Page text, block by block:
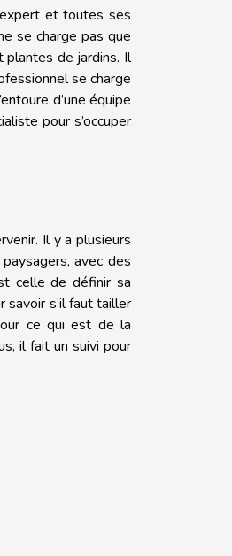
et toutes ses
se charge pas que
plantes de jardins. Il
se charge
d’une équipe
pour s’occuper
Il y a plusieurs
avec des
celle de définir sa
savoir s’il faut tailler
ce qui est de la
il fait un suivi pour